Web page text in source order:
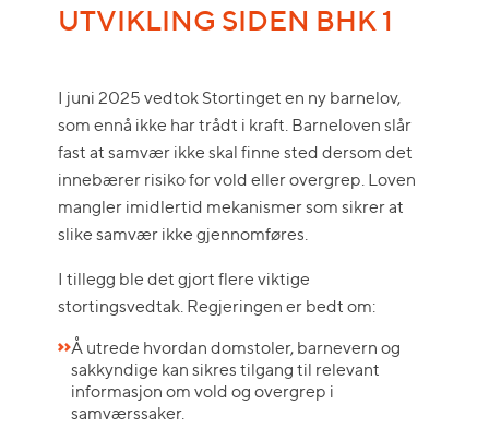
UTVIKLING SIDEN BHK 1
I juni 2025 vedtok Stortinget en ny barnelov,
som ennå ikke har trådt i kraft. Barneloven slår
fast at samvær ikke skal finne sted dersom det
innebærer risiko for vold eller overgrep. Loven
mangler imidlertid mekanismer som sikrer at
slike samvær ikke gjennomføres.
I tillegg ble det gjort flere viktige
stortingsvedtak. Regjeringen er bedt om:
Å utrede hvordan domstoler, barnevern og
sakkyndige kan sikres tilgang til relevant
informasjon om vold og overgrep i
samværssaker.